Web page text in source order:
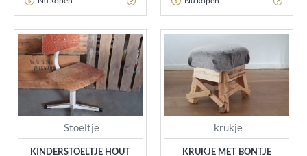
Stoeltje
KINDERSTOELTJE HOUT
krukje
KRUKJE MET BONTJE